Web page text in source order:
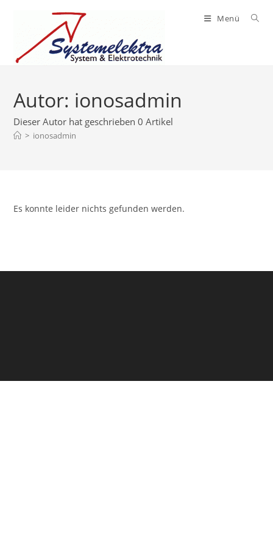
Menü
Autor: ionosadmin
Dieser Autor hat geschrieben 0 Artikel
> ionosadmin
Es konnte leider nichts gefunden werden.